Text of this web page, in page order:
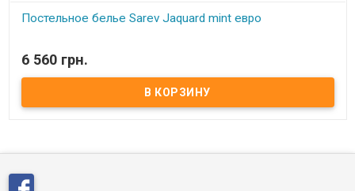
Постельное белье Sarev Jaquard mint евро
Sarev Jaquard mint евро Пододеяльник: 200х220 см(1 шт) на
пуговицах Простынь: 260х280 см(1 шт). Наволочки: 50х70 см(4 шт)
Состав: сатин-страйп, 100% хлопок. Плотность: 260 ТС. Упаковка:
подарочная коробка. Производитель: Sarev (Турция)
6 560 грн.